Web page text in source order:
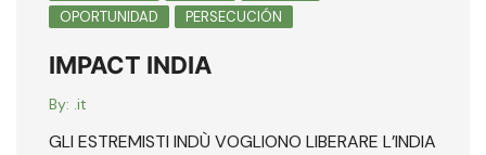
OPORTUNIDAD
PERSECUCIÓN
IMPACT INDIA
By: .it
GLI ESTREMISTI INDÙ VOGLIONO LIBERARE L’INDIA